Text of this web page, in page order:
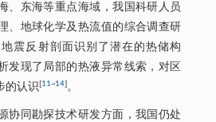
、东海等重点海域，我国科研人员
、地球化学及热流值的综合调查研
震反射剖面识别了潜在的热储构
发现了局部的热液异常线索，对区
的认识[11~14]。
协同勘探技术研发方面，我国仍处